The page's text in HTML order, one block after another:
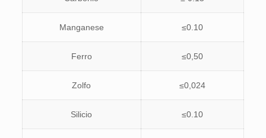
Manganese ≤0.10
Ferro ≤0,50
Zolfo ≤0,024
Silicio ≤0.10